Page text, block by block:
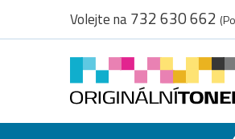
Volejte na732 630 662